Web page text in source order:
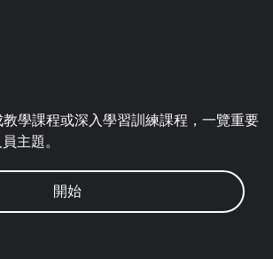
學課程或深入學習訓練課程，一覽重要
主題。
開始